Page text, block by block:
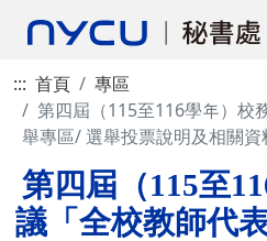
::: 首頁
專區
第四屆（115至116學年）校
舉專區/ 選舉投票說明及相關資
第四屆（115至
議「全校教師代